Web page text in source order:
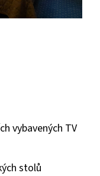
vybavených TV
stolů